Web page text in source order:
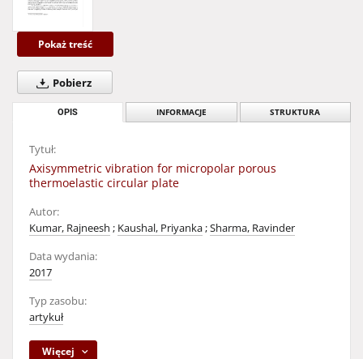
Pokaż treść
Pobierz
OPIS INFORMACJE STRUKTURA
Tytuł:
Axisymmetric vibration for micropolar porous
thermoelastic circular plate
Autor:
Kumar, Rajneesh ; Kaushal, Priyanka;Sharma, Ravinder
Data wydania:
2017
Typ zasobu:
artykuł
Więcej